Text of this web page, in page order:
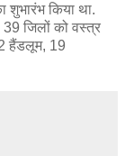
शुभारंभ किया था.
जिलों को वस्‍त्र
हैंडलूम, 19